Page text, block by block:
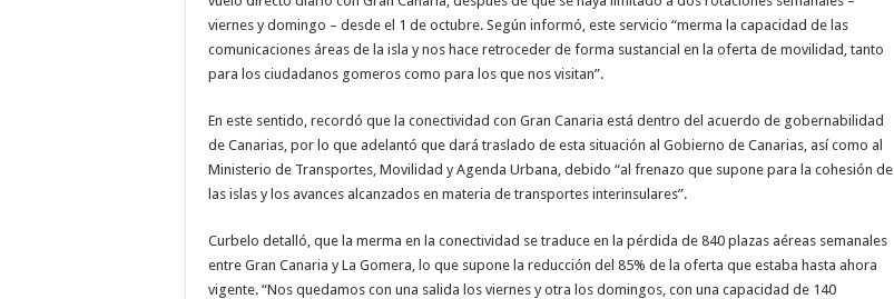
viernes y domingo – desde el 1 de octubre. Según informó, este servicio “merma la capacidad de las
comunicaciones áreas de la isla y nos hace retroceder de forma sustancial en la oferta de movilidad, tanto
para los ciudadanos gomeros como para los que nos visitan”.
En este sentido, recordó que la conectividad con Gran Canaria está dentro del acuerdo de gobernabilidad
de Canarias, por lo que adelantó que dará traslado de esta situación al Gobierno de Canarias, así como al
Ministerio de Transportes, Movilidad y Agenda Urbana, debido “al frenazo que supone para la cohesión de
las islas y los avances alcanzados en materia de transportes interinsulares”.
Curbelo detalló, que la merma en la conectividad se traduce en la pérdida de 840 plazas aéreas semanales
entre Gran Canaria y La Gomera, lo que supone la reducción del 85% de la oferta que estaba hasta ahora
vigente. “Nos quedamos con una salida los viernes y otra los domingos, con una capacidad de 140